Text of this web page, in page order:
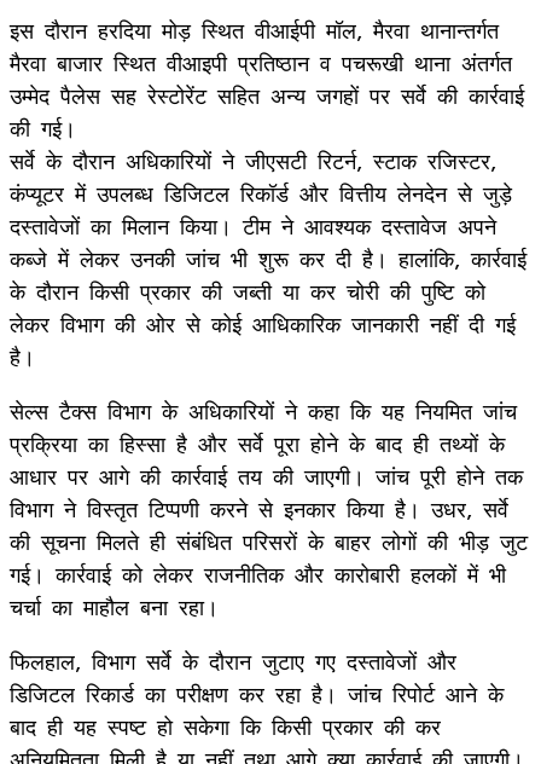
इस दौरान हरदिया मोड़ स्थित वीआईपी मॉल, मैरवा थानान्तर्गत
मैरवा बाजार स्थित वीआइपी प्रतिष्ठान व पचरूखी थाना अंतर्गत
उम्मेद पैलेस सह रेस्टोरेंट सहित अन्य जगहों पर सर्वे की कार्रवाई
की गई।
सर्वे के दौरान अधिकारियों ने जीएसटी रिटर्न, स्टाक रजिस्टर,
कंप्यूटर में उपलब्ध डिजिटल रिकॉर्ड और वित्तीय लेनदेन से जुड़े
दस्तावेजों का मिलान किया। टीम ने आवश्यक दस्तावेज अपने
कब्जे में लेकर उनकी जांच भी शुरू कर दी है। हालांकि, कार्रवाई
के दौरान किसी प्रकार की जब्ती या कर चोरी की पुष्टि को
लेकर विभाग की ओर से कोई आधिकारिक जानकारी नहीं दी गई
है।
सेल्स टैक्स विभाग के अधिकारियों ने कहा कि यह नियमित जांच
प्रक्रिया का हिस्सा है और सर्वे पूरा होने के बाद ही तथ्यों के
आधार पर आगे की कार्रवाई तय की जाएगी। जांच पूरी होने तक
विभाग ने विस्तृत टिप्पणी करने से इनकार किया है। उधर, सर्वे
की सूचना मिलते ही संबंधित परिसरों के बाहर लोगों की भीड़ जुट
गई। कार्रवाई को लेकर राजनीतिक और कारोबारी हलकों में भी
चर्चा का माहौल बना रहा।
फिलहाल, विभाग सर्वे के दौरान जुटाए गए दस्तावेजों और
डिजिटल रिकार्ड का परीक्षण कर रहा है। जांच रिपोर्ट आने के
बाद ही यह स्पष्ट हो सकेगा कि किसी प्रकार की कर